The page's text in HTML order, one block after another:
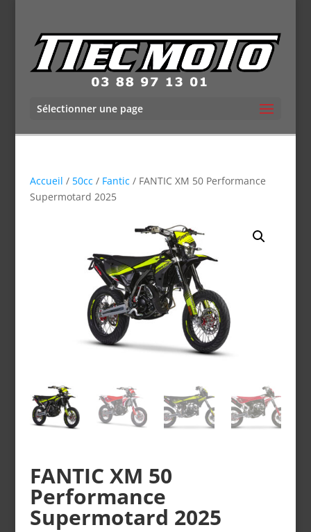
Sélectionner une page
Accueil / 50cc/ Fantic/ FANTIC XM 50 Performance
Supermotard 2025
FANTIC XM 50
Performance
Supermotard 2025